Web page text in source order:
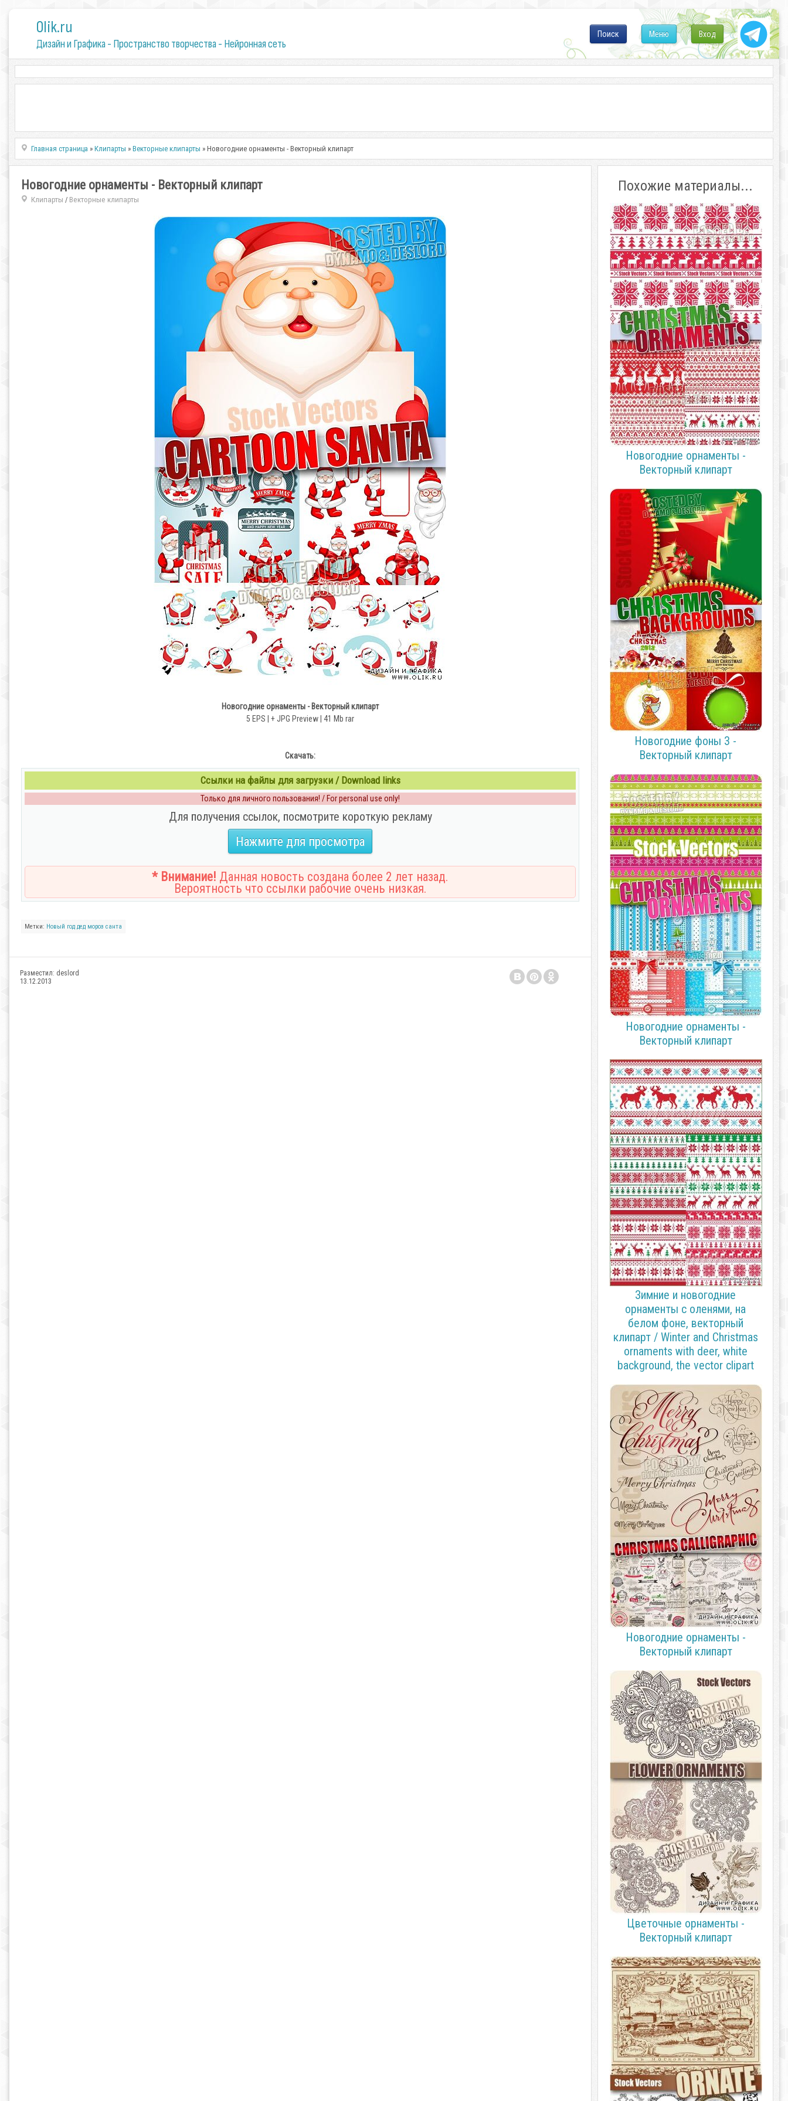
0lik.ru
Дизайн и Графика - Пространство творчества - Нейронная сеть
Вход
Меню
Поиск
Главная страница »Клипарты »Векторные клипарты » Новогодние орнаменты - Векторный клипарт
Новогодние орнаменты - Векторный клипарт
Клипарты / Векторные клипарты
Новогодние орнаменты - Векторный клипарт
5 EPS | + JPG Preview | 41 Mb rar
Скачать:
Ссылки на файлы для загрузки / Download links
Только для личного пользования! / For personal use only!
Для получения ссылок, посмотрите короткую рекламу
Нажмите для просмотра
* Внимание! Данная новость создана более 2 лет назад.
Вероятность что ссылки рабочие очень низкая.
Метки: Новый год дед мороз санта
Разместил: deslord
13.12.2013
Похожие материалы...
Новогодние орнаменты -
Векторный клипарт
Новогодние фоны 3 -
Векторный клипарт
Новогодние орнаменты -
Векторный клипарт
Зимние и новогодние
орнаменты с оленями, на
белом фоне, векторный
клипарт / Winter and Christmas
ornaments with deer, white
background, the vector clipart
Новогодние орнаменты -
Векторный клипарт
Цветочные орнаменты -
Векторный клипарт